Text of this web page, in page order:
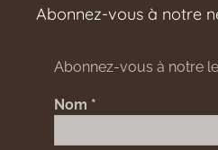
Abonnez-vous à notre
Abonnez-vous à notre
Nom *